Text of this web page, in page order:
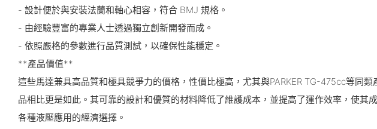
- 設計便於與安裝法蘭和軸心相容，符合 BMJ 規格。
- 由經驗豐富的專業人士透過獨立創新開發而成。
- 依照嚴格的參數進行品質測試，以確保性能穩定。
**產品價值**
這些馬達兼具高品質和極具競爭力的價格，性價比極高，尤其與PARKER TG-475cc等同類
品相比更是如此。其可靠的設計和優質的材料降低了維護成本，並提高了運作效率，使其
各種液壓應用的經濟選擇。